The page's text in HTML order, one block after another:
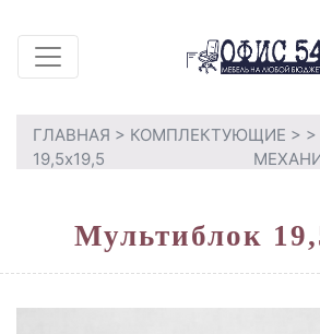
ГЛАВНАЯ > КОМПЛЕКТУЮЩИЕ >
19,5х19,5
Мультиблок